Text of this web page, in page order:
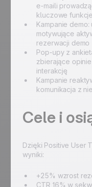
e-maili
kluczowe funkcje
Kampanie
motywujące
rezerwacji demo
Pop-upy z
zbierające
interakcję
Kampanie
komunikacja z
Cele i
Dzięki Positive User
wyniki:
+25% wzrost
CTR 16% w